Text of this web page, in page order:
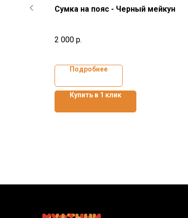
Сумка на пояс - Черный мейкун
2 000 р.
Подробнее
Купить в 1 клик